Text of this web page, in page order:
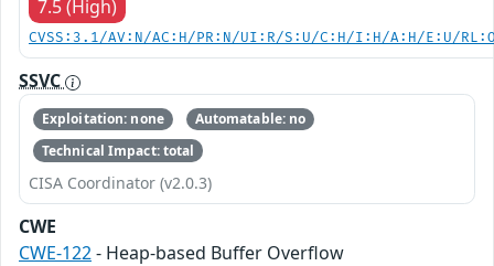
7.5 (High)
CVSS:3.1/AV:N/AC:H/PR:N/UI:R/S:U/C:H/I:H/A:H/E:U/
SSVC
Exploitation: none
Automatable: no
Technical Impact: total
CISA Coordinator (v2.0.3)
CWE
CWE-122- Heap-based Buffer Overflow